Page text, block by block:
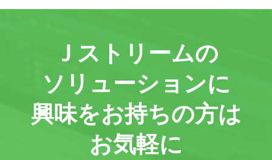
Ｊストリームの
ソリューションに
興味をお持ちの方は
お気軽に